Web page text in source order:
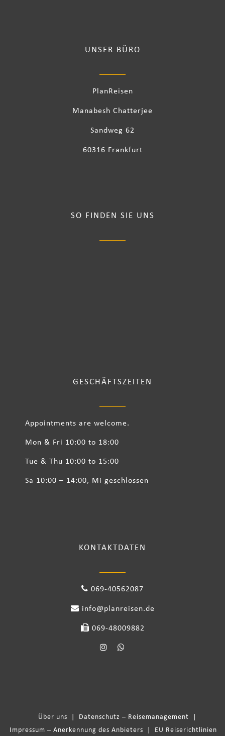
UNSER BÜRO
PlanReisen
Manabesh Chatterjee
Sandweg 62
60316 Frankfurt
SO FINDEN SIE UNS
GESCHÄFTSZEITEN
Appointments are welcome.
Mon & Fri 10:00 to 18:00
Tue & Thu 10:00 to 15:00
Sa 10:00 – 14:00, Mi geschlossen
KONTAKTDATEN
069-40562087
info@planreisen.de
069-48009882
Über uns Datenschutz – Reisemanagement
Impressum – Anerkennung des Anbieters
EU Reiserichtlinien